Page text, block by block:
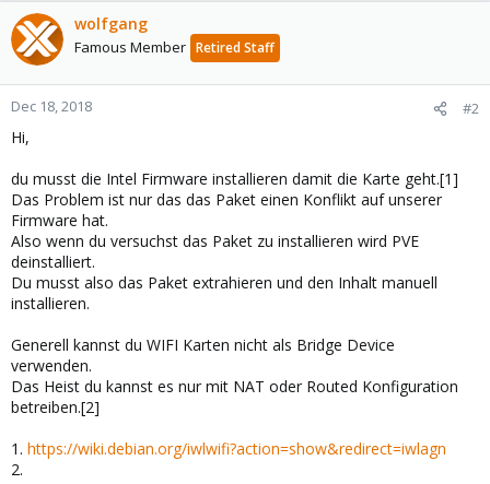
wolfgang
Famous Member Retired Staff
Dec 18, 2018 #2
Hi,
du musst die Intel Firmware installieren damit die Karte geht.[1]
Das Problem ist nur das das Paket einen Konflikt auf unserer
Firmware hat.
Also wenn du versuchst das Paket zu installieren wird PVE
deinstalliert.
Du musst also das Paket extrahieren und den Inhalt manuell
installieren.
Generell kannst du WIFI Karten nicht als Bridge Device
verwenden.
Das Heist du kannst es nur mit NAT oder Routed Konfiguration
betreiben.[2]
1. https://wiki.debian.org/iwlwifi?action=show&redirect=iwlagn
2.